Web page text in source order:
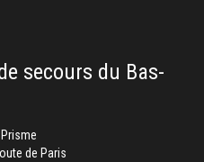
secours du Bas-
Prisme
de Paris